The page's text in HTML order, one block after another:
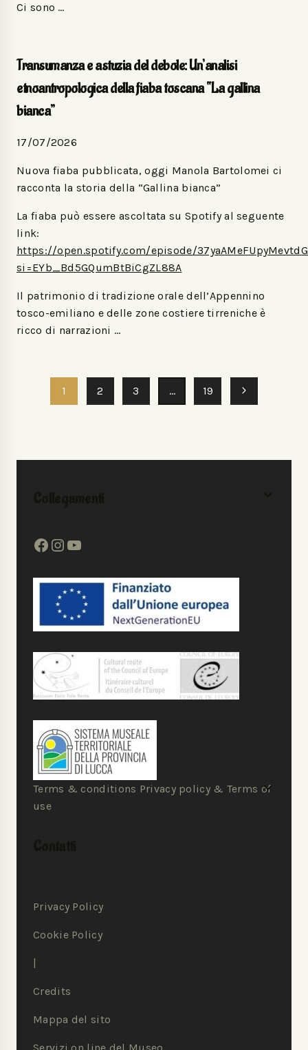
Ci sono …
Transumanza e astuzia del debole: Un’analisi
etnoantropologica della fiaba toscana “La gallina
bianca”
17/07/2026
Nuova fiaba pubblicata, oggi Manola Bartolomei ci
racconta la storia della “Gallina bianca”
La fiaba può essere ascoltata su Spotify al seguente
link:
https://open.spotify.com/episode/
si=EYb_Bd5GQumBtBiCgZL88A
Il patrimonio di tradizione orale dell’Appennino
tosco-emiliano e delle zone costiere tirreniche è
ricco di narrazioni …
1 2 3 … 19
Terms & conditions Privacy policy & Terms of
use
Privacy Policy
Cookie Policy
|
Credits
Mappa del sito